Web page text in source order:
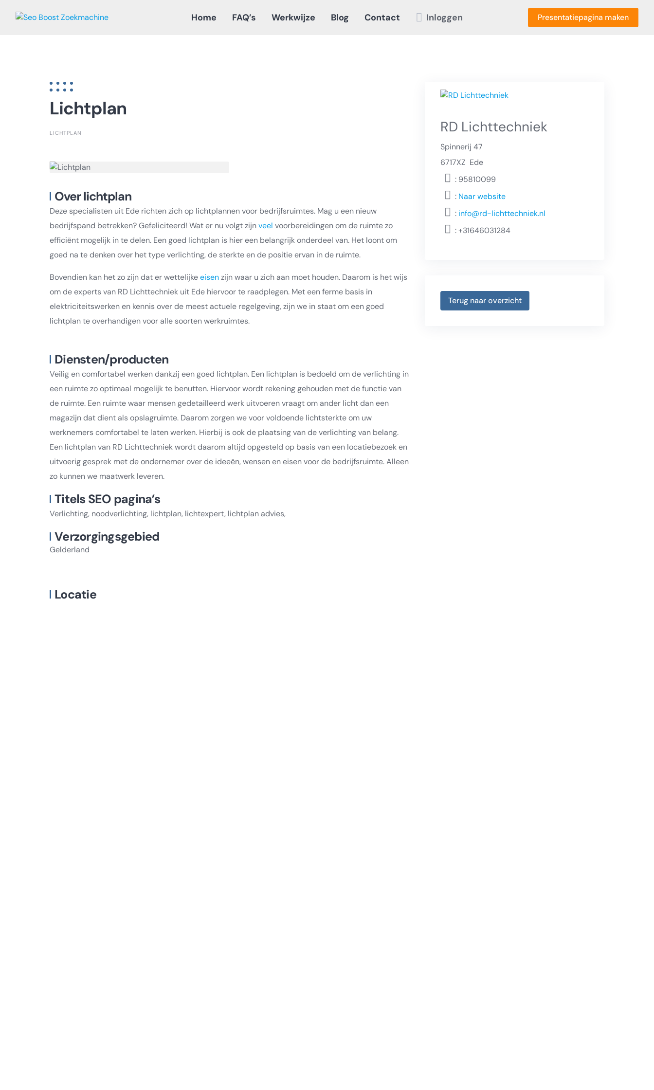
Home FAQ’s Werkwijze Blog Contact Inloggen Presentatiepagina maken
Lichtplan
LICHTPLAN
Over lichtplan
Deze specialisten uit Ede richten zich op lichtplannen voor bedrijfsruimtes. Mag u een nieuw
bedrijfspand betrekken? Gefeliciteerd! Wat er nu volgt zijnveel voorbereidingen om de ruimte zo
efficiënt mogelijk in te delen. Een goed lichtplan is hier een belangrijk onderdeel van. Het loont om
goed na te denken over het type verlichting, de sterkte en de positie ervan in de ruimte.
Bovendien kan het zo zijn dat er wettelijkeeisenzijn waar u zich aan moet houden. Daarom is het wijs
om de experts van RD Lichttechniek uit Ede hiervoor te raadplegen. Met een ferme basis in
elektriciteitswerken en kennis over de meest actuele regelgeving, zijn we in staat om een goed
lichtplan te overhandigen voor alle soorten werkruimtes.
Diensten/producten
Veilig en comfortabel werken dankzij een goed lichtplan. Een lichtplan is bedoeld om de verlichting in
een ruimte zo optimaal mogelijk te benutten. Hiervoor wordt rekening gehouden met de functie van
de ruimte. Een ruimte waar mensen gedetailleerd werk uitvoeren vraagt om ander licht dan een
magazijn dat dient als opslagruimte. Daarom zorgen we voor voldoende lichtsterkte om uw
werknemers comfortabel te laten werken. Hierbij is ook de plaatsing van de verlichting van belang.
Een lichtplan van RD Lichttechniek wordt daarom altijd opgesteld op basis van een locatiebezoek en
uitvoerig gesprek met de ondernemer over de ideeën, wensen en eisen voor de bedrijfsruimte. Alleen
zo kunnen we maatwerk leveren.
Titels SEO pagina’s
Verlichting, noodverlichting, lichtplan, lichtexpert, lichtplan advies,
Verzorgingsgebied
Gelderland
Locatie
RD Lichttechniek
Spinnerij 47
6717XZ Ede
: 95810099
:Naar website
: info@rd-lichttechniek.nl
:+31646031284
Terug naar overzicht